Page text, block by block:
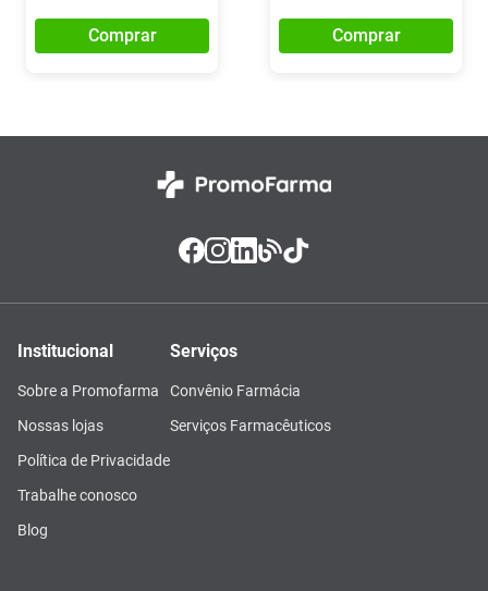
Comprar Comprar
Institucional
Sobre a Promofarma
Nossas lojas
Política de Privacidade
Trabalhe conosco
Blog
Serviços
Convênio Farmácia
Serviços Farmacêuticos